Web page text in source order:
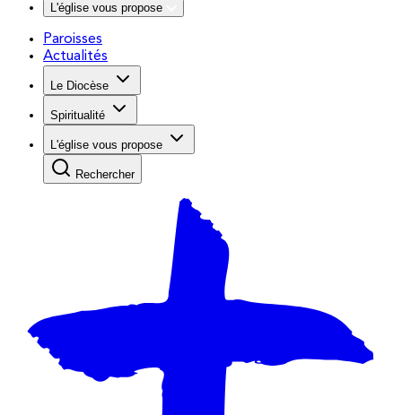
L'église vous propose
Paroisses
Actualités
Le Diocèse
Spiritualité
L'église vous propose
Rechercher